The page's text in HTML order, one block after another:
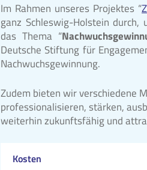
Im Rahmen unseres Projektes “
ganz Schleswig-Holstein
das Thema “
Deutsche Stiftung für
Nachwuchsgewinnung.
Zudem bieten wir verschiedene
professionalisieren, stärken,
weiterhin zukunftsfähig und
Kosten